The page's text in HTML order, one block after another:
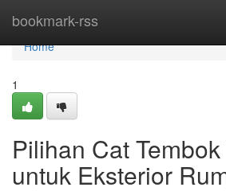
bookmark-rss
Home
Home
1
Pilihan Cat
untuk Eksterior